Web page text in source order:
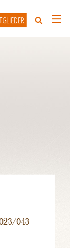
043